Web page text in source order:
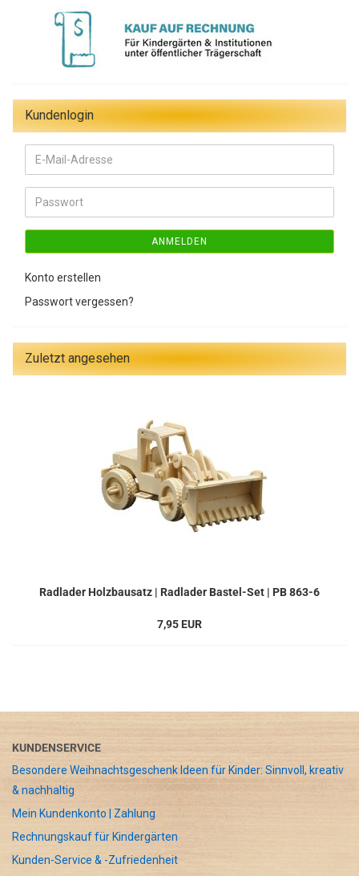
Kundenlogin
E-
Mail-
Adresse
Passwort
ANMELDEN
Konto erstellen
Passwort vergessen?
Zuletzt angesehen
Radlader Holzbausatz | Radlader Bastel-Set | PB 863-6
7,95 EUR
KUNDENSERVICE
Besondere Weihnachtsgeschenk Ideen für Kinder: Sinnvoll, kreativ
& nachhaltig
Mein Kundenkonto | Zahlung
Rechnungskauf für Kindergärten
Kunden-Service & -Zufriedenheit